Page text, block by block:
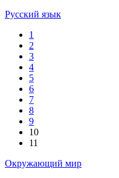
Русский язык
1
2
3
4
5
6
7
8
9
10
11
Окружающий мир